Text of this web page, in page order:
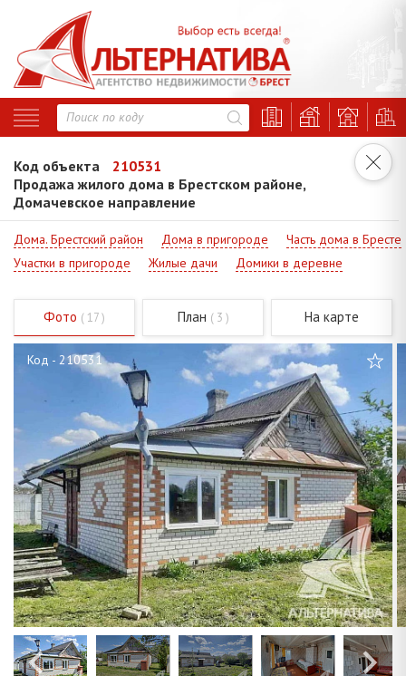
Код объекта
210531
Продажа жилого дома в Брестском районе,
Домачевское направление
Дома. Брестский район Дома в пригороде
Часть дома в Бресте
Участки в пригороде
Жилые дачи Домики в деревне
Фото ( 17 ) План ( 3 ) На карте
Код - 210531